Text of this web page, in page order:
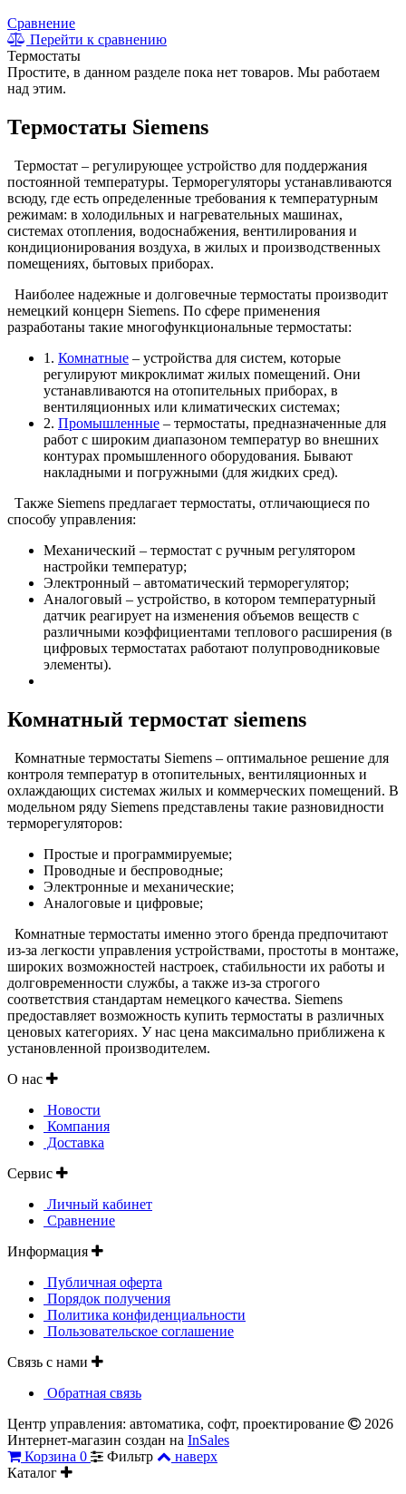
Сравнение
Перейти к сравнению
Термостаты
Простите, в данном разделе пока нет товаров. Мы работаем
над этим.
Термостаты Siemens
Термостат – регулирующее устройство для поддержания
постоянной температуры. Терморегуляторы устанавливаются
всюду, где есть определенные требования к температурным
режимам: в холодильных и нагревательных машинах,
системах отопления, водоснабжения, вентилирования и
кондиционирования воздуха, в жилых и производственных
помещениях, бытовых приборах.
Наиболее надежные и долговечные термостаты производит
немецкий концерн Siemens. По сфере применения
разработаны такие многофункциональные термостаты:
1. Комнатные – устройства для систем, которые
регулируют микроклимат жилых помещений. Они
устанавливаются на отопительных приборах, в
вентиляционных или климатических системах;
2. Промышленные – термостаты, предназначенные для
работ с широким диапазоном температур во внешних
контурах промышленного оборудования. Бывают
накладными и погружными (для жидких сред).
Также Siemens предлагает термостаты, отличающиеся по
способу управления:
Механический – термостат с ручным регулятором
настройки температур;
Электронный – автоматический терморегулятор;
Аналоговый – устройство, в котором температурный
датчик реагирует на изменения объемов веществ с
различными коэффициентами теплового расширения (в
цифровых термостатах работают полупроводниковые
элементы).
Комнатный термостат siemens
Комнатные термостаты Siemens – оптимальное решение для
контроля температур в отопительных, вентиляционных и
охлаждающих системах жилых и коммерческих помещений. В
модельном ряду Siemens представлены такие разновидности
терморегуляторов:
Простые и программируемые;
Проводные и беспроводные;
Электронные и механические;
Аналоговые и цифровые;
Комнатные термостаты именно этого бренда предпочитают
из-за легкости управления устройствами, простоты в монтаже,
широких возможностей настроек, стабильности их работы и
долговременности службы, а также из-за строгого
соответствия стандартам немецкого качества. Siemens
предоставляет возможность купить термостаты в различных
ценовых категориях. У нас цена максимально приближена к
установленной производителем.
О нас
Новости
Компания
Доставка
Сервис
Личный кабинет
Сравнение
Информация
Публичная оферта
Порядок получения
Политика конфиденциальности
Пользовательское соглашение
Связь с нами
Обратная связь
Центр управления: автоматика, софт, проектирование
2026
Интернет-магазин создан на InSales
Корзина 0 Фильтр
наверх
Каталог